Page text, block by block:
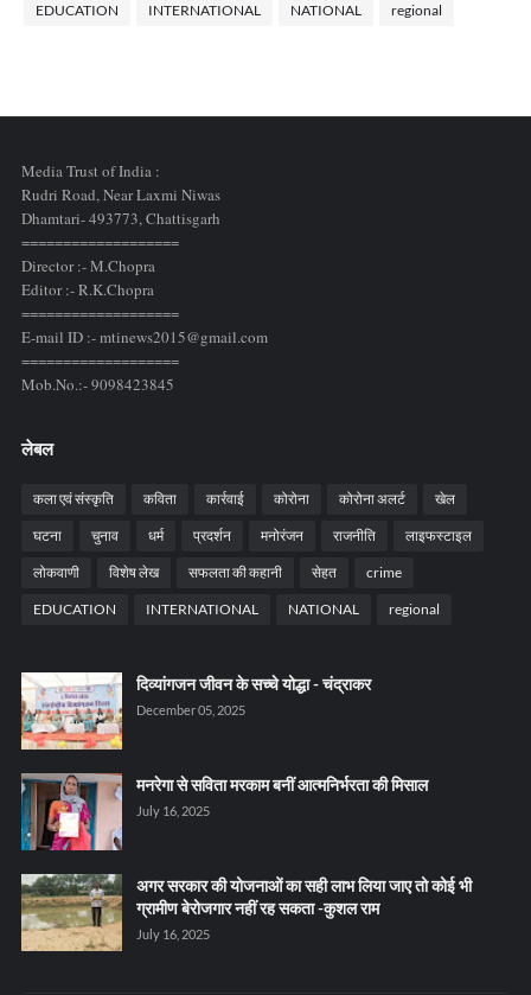
EDUCATION INTERNATIONAL NATIONAL regional
Media Trust of India :
Rudri Road, Near Laxmi Niwas
Dhamtari- 493773,Chattisgarh
===================
Director :- M.Chopra
Editor :- R.K.Chopra
===================
E-mail ID :- mtinews2015@gmail.com
===================
Mob.No.:- 9098423845
लेबल
कला एवं संस्कृति कविता कार्रवाई कोरोना कोरोना अलर्ट खेल
घटना चुनाव धर्म प्रदर्शन मनोरंजन राजनीति लाइफस्टाइल
लोकवाणी विशेष लेख सफलता की कहानी सेहत crime
EDUCATION INTERNATIONAL NATIONAL regional
दिव्यांगजन जीवन के सच्चे योद्धा - चंद्राकर
December 05, 2025
मनरेगा से सविता मरकाम बनीं आत्मनिर्भरता की मिसाल
July 16, 2025
अगर सरकार की योजनाओं का सही लाभ लिया जाए तो कोई भी
ग्रामीण बेरोजगार नहीं रह सकता -कुशल राम
July 16, 2025